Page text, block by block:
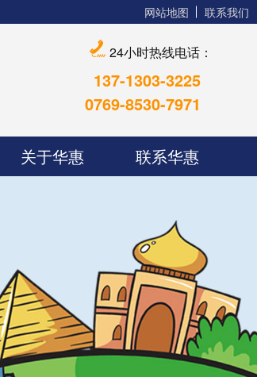
网站地图 联系我们
24小时热线电话：
137-1303-3225
0769-8530-7971
关于华惠 联系华惠